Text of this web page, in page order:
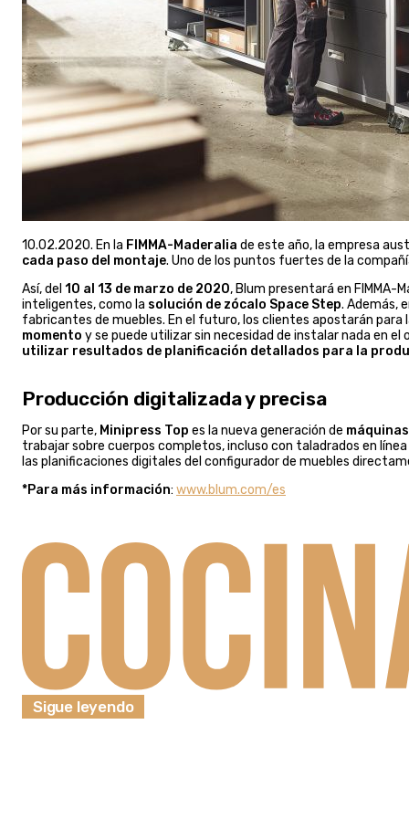
10.02.2020. En la FIMMA-Maderalia de este año, la empresa
cada paso del montaje. Uno de los puntos fuertes de la
Así, del 10 al 13 de marzo de 2020, Blum presentará en FIMMA-
inteligentes, como la solución de zócalo Space Step. Además,
fabricantes de muebles. En el futuro, los clientes apostarán para
momento y se puede utilizar sin necesidad de instalar nada en
utilizar resultados de planificación detallados para la
Producción digitalizada y precisa
Por su parte, Minipress Top es la nueva generación de
trabajar sobre cuerpos completos, incluso con taladrados en
las planificaciones digitales del configurador de muebles
*Para más información: www.blum.com/es
Sigue leyendo